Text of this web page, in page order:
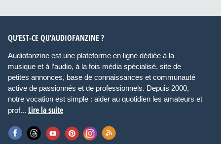
QU’EST-CE QU’AUDIOFANZINE ?
Audiofanzine est une plateforme en ligne dédiée à la
musique et à l’audio, à la fois média spécialisé, site de
petites annonces, base de connaissances et communauté
active de passionnés et de professionnels. Depuis 2000,
notre vocation est simple : aider au quotidien les amateurs et
prof... Lire la suite